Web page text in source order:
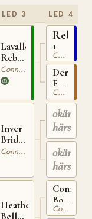
LED 3
Lavalley
Rebel
IRE
24
Connemara
Inver
Bridge
IRE Connemara
Heather
LED 4
Rebel
IRE
7Connemara
Derradda
Fanny
IRE
182
Connemara
okänd
okänd
Boy
IRE
Connemara